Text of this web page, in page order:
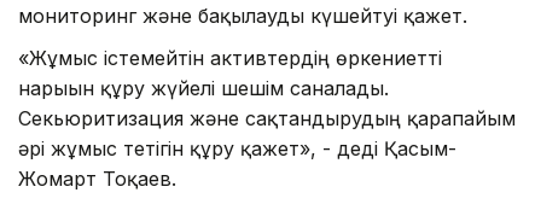
мониторинг және бақылауды күшейтуі қажет.
«Жұмыс істемейтін активтердің өркениетті
нарығын құру жүйелі шешім саналады.
Секьюритизация және сақтандырудың қарапайым
әрі жұмыс тетігін құру қажет», - деді Қасым-
Жомарт Тоқаев.